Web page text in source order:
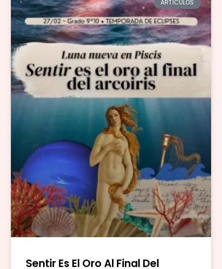
ARTÍCULOS
Sentir Es El Oro Al Final Del